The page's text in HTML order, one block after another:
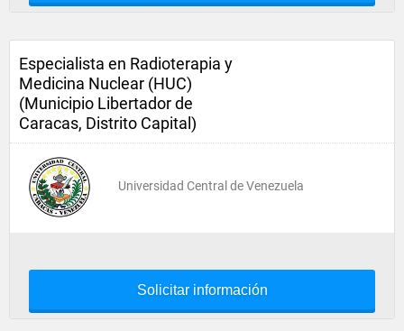
Especialista en Radioterapia y
Medicina Nuclear (HUC)
(Municipio Libertador de
Caracas, Distrito Capital)
Universidad Central de Venezuela
Solicitar información